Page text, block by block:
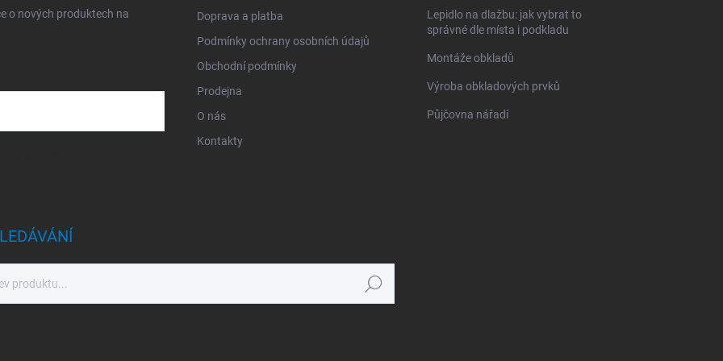
o nových produktech na
Doprava a platba
Podmínky ochrany osobních údajů
Obchodní podmínky
Prodejna
O nás
Kontakty
Lepidlo na dlažbu: jak vybrat to
správné dle místa i podkladu
Montáže obkladů
Výroba obkladových prvků
Půjčovna nářadí
Hledat